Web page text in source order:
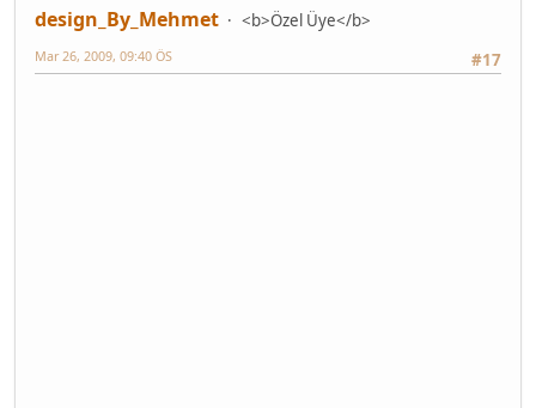
design_By_Mehmet
<b>Özel Üye</b>
#17
Mar 26, 2009, 09:40 ÖS